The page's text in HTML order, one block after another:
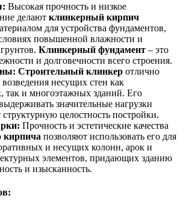
Высокая прочность и низкое
делают клинкерный кирпич
для устройства фундаментов,
повышенной влажности и
Клинкерный фундамент – это
и долговечности всего строения.
Строительный клинкер отлично
несущих стен как
так и многоэтажных зданий. Его
значительные нагрузки
структурную целостность постройки.
Прочность и эстетические качества
кирпича позволяют использовать его для
и несущих колонн, арок и
элементов, придающих зданию
и изысканность.